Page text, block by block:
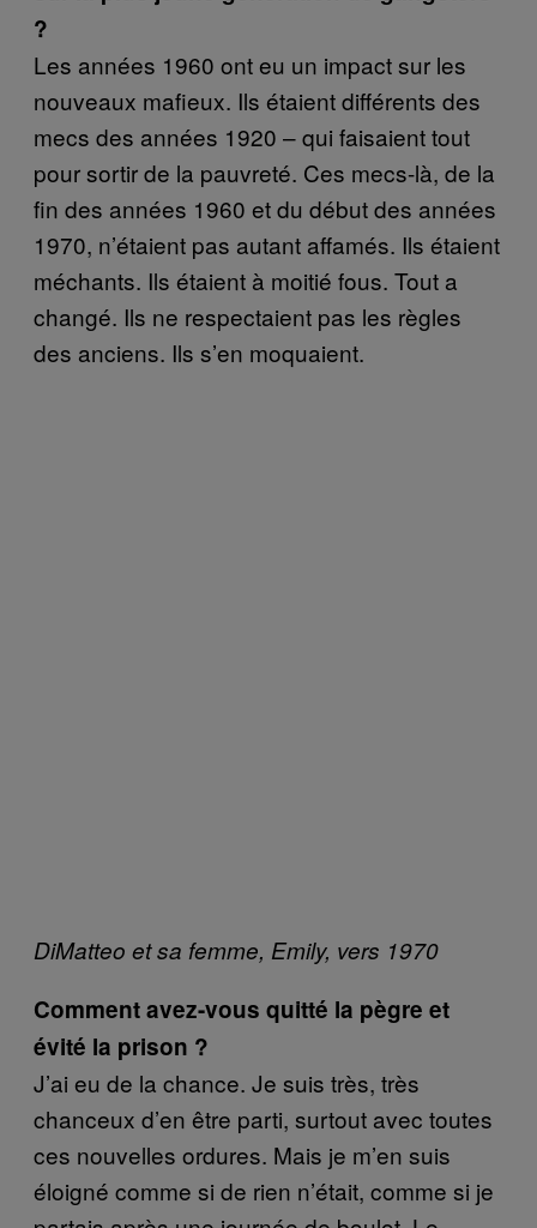
?
Les années 1960 ont eu un impact sur les
nouveaux mafieux. Ils étaient différents des
mecs des années 1920 – qui faisaient tout
pour sortir de la pauvreté. Ces mecs-là, de la
fin des années 1960 et du début des années
1970, n’étaient pas autant affamés. Ils étaient
méchants. Ils étaient à moitié fous. Tout a
changé. Ils ne respectaient pas les règles
des anciens. Ils s’en moquaient.
DiMatteo et sa femme, Emily, vers 1970
Comment avez-vous quitté la pègre et
évité la prison ?
J’ai eu de la chance. Je suis très, très
chanceux d’en être parti, surtout avec toutes
ces nouvelles ordures. Mais je m’en suis
éloigné comme si de rien n’était, comme si je